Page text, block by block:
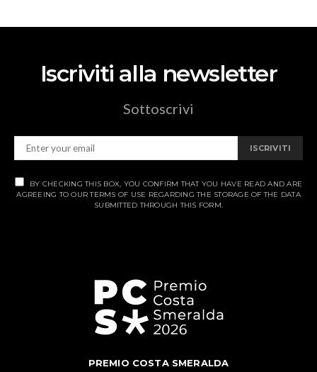
Iscriviti alla newsletter
Sottoscrivi
ISCRIVITI
BY CHECKING THIS BOX, YOU CONFIRM THAT YOU HAVE READ AND ARE
AGREEING TO OUR TERMS OF USE REGARDING THE STORAGE OF THE DATA
SUBMITTED THROUGH THIS FORM.
PREMIO COSTA SMERALDA